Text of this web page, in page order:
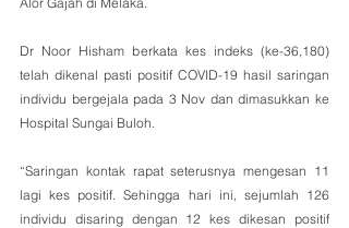
Dr Noor Hisham berkata kes indeks (ke-36,180)
telah dikenal pasti positif COVID-19 hasil saringan
individu bergejala pada 3 Nov dan dimasukkan ke
Hospital Sungai Buloh.
“Saringan kontak rapat seterusnya mengesan 11
lagi kes positif. Sehingga hari ini, sejumlah 126
individu disaring dengan 12 kes dikesan positif